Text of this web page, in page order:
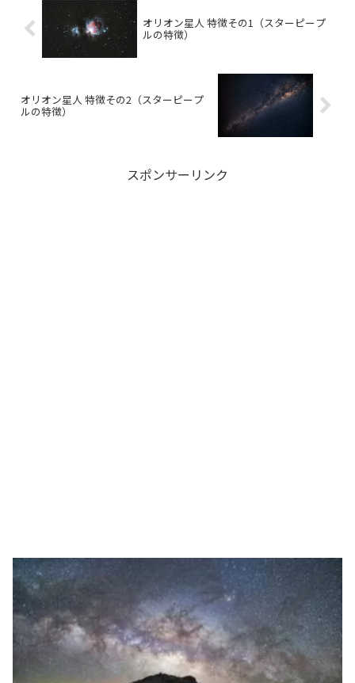
オリオン星人 特徴その1（スターピープ
ルの特徴）
オリオン星人 特徴その2（スターピープ
ルの特徴）
スポンサーリンク